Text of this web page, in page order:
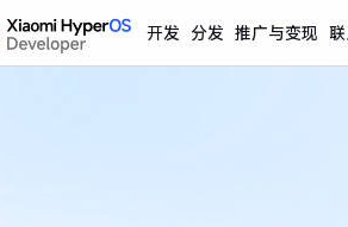
开发 分发 推广与变现